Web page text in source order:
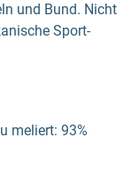
und Bund. Nicht
Sport-
meliert: 93%